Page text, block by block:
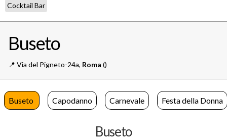
Cocktail Bar
Buseto
📍️ Via del Pigneto-24a, Roma ()
Buseto Capodanno Carnevale Festa della Donna
Buseto